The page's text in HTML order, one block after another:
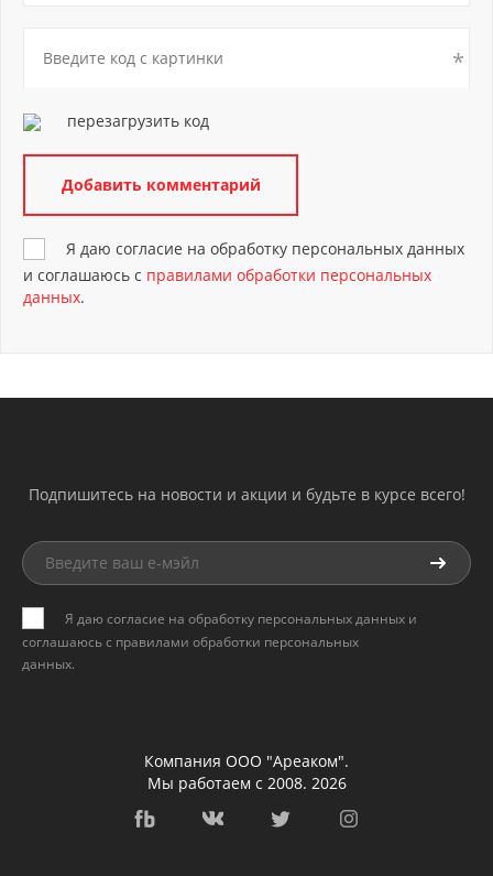
перезагрузить код
Я даю согласие на обработку персональных данных
и соглашаюсь с правилами обработки персональных
данных.
Подпишитесь на новости и акции и будьте в курсе всего!
Я даю согласие на обработку персональных данных и
соглашаюсь с правилами обработки персональных
данных.
Компания ООО "Ареаком".
Мы работаем с 2008. 2026